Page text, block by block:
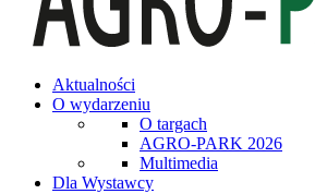
Aktualności
O wydarzeniu
O targach
AGRO-PARK 2026
Multimedia
Dla Wystawcy